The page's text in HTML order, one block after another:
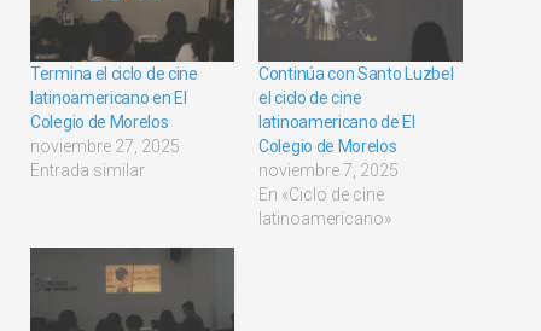
Termina el ciclo de cine
latinoamericano en El
Colegio de Morelos
noviembre 27, 2025
Entrada similar
Continúa con Santo Luzbel
el ciclo de cine
latinoamericano de El
Colegio de Morelos
noviembre 7, 2025
En «Ciclo de cine
latinoamericano»